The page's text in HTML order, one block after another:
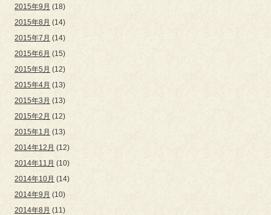
2015年9月 (18)
2015年8月 (14)
2015年7月 (14)
2015年6月 (15)
2015年5月 (12)
2015年4月 (13)
2015年3月 (13)
2015年2月 (12)
2015年1月 (13)
2014年12月 (12)
2014年11月 (10)
2014年10月 (14)
2014年9月 (10)
2014年8月 (11)